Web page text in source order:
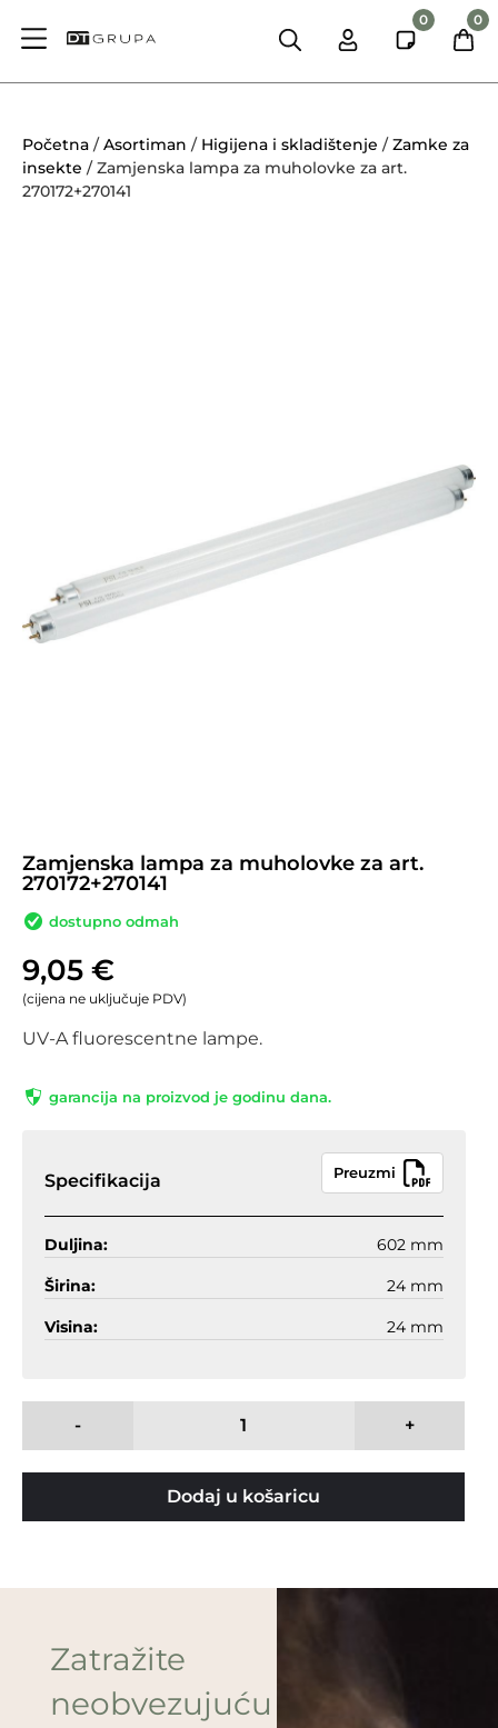
0 0
Početna /Asortiman / Higijena i skladištenje /Zamke za
insekte / Zamjenska lampa za muholovke za art.
270172+270141
Zamjenska lampa za muholovke za art.
270172+270141
dostupno odmah
9,05 €
(cijena ne uključuje PDV)
UV-A fluorescentne lampe.
garancija na proizvod je godinu dana.
Specifikacija Preuzmi
Duljina: 602 mm
Širina: 24 mm
Visina: 24 mm
- +
Dodaj u košaricu
Zatražite
neobvezujuću